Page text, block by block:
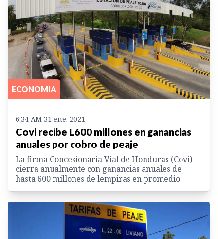
ECONOMIA
6:34 AM 31 ene. 2021
Covi recibe L600 millones en ganancias
anuales por cobro de peaje
La firma Concesionaria Vial de Honduras (Covi)
cierra anualmente con ganancias anuales de
hasta 600 millones de lempiras en promedio